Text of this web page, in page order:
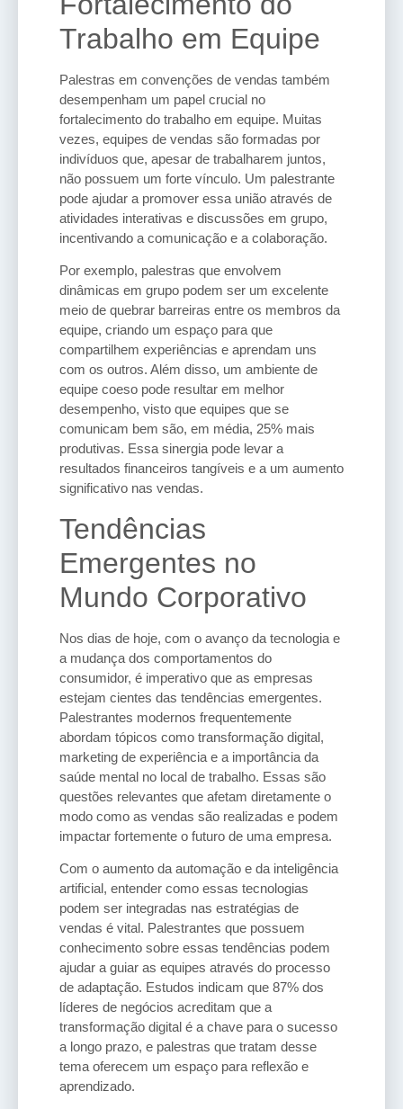
Trabalho em Equipe
Palestras em convenções de vendas também
desempenham um papel crucial no
fortalecimento do trabalho em equipe. Muitas
vezes, equipes de vendas são formadas por
indivíduos que, apesar de trabalharem juntos,
não possuem um forte vínculo. Um palestrante
pode ajudar a promover essa união através de
atividades interativas e discussões em grupo,
incentivando a comunicação e a colaboração.
Por exemplo, palestras que envolvem
dinâmicas em grupo podem ser um excelente
meio de quebrar barreiras entre os membros da
equipe, criando um espaço para que
compartilhem experiências e aprendam uns
com os outros. Além disso, um ambiente de
equipe coeso pode resultar em melhor
desempenho, visto que equipes que se
comunicam bem são, em média, 25% mais
produtivas. Essa sinergia pode levar a
resultados financeiros tangíveis e a um aumento
significativo nas vendas.
Tendências
Emergentes no
Mundo Corporativo
Nos dias de hoje, com o avanço da tecnologia e
a mudança dos comportamentos do
consumidor, é imperativo que as empresas
estejam cientes das tendências emergentes.
Palestrantes modernos frequentemente
abordam tópicos como transformação digital,
marketing de experiência e a importância da
saúde mental no local de trabalho. Essas são
questões relevantes que afetam diretamente o
modo como as vendas são realizadas e podem
impactar fortemente o futuro de uma empresa.
Com o aumento da automação e da inteligência
artificial, entender como essas tecnologias
podem ser integradas nas estratégias de
vendas é vital. Palestrantes que possuem
conhecimento sobre essas tendências podem
ajudar a guiar as equipes através do processo
de adaptação. Estudos indicam que 87% dos
líderes de negócios acreditam que a
transformação digital é a chave para o sucesso
a longo prazo, e palestras que tratam desse
tema oferecem um espaço para reflexão e
aprendizado.